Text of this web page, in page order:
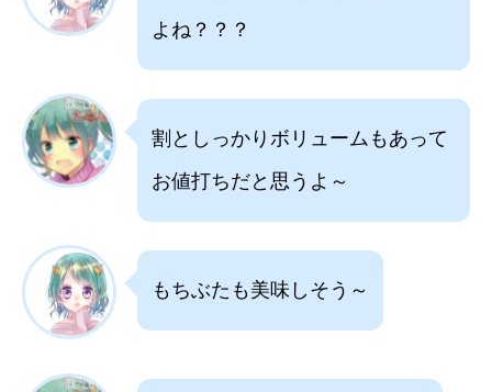
よね？？？
割としっかりボリュームもあって
お値打ちだと思うよ～
もちぶたも美味しそう～